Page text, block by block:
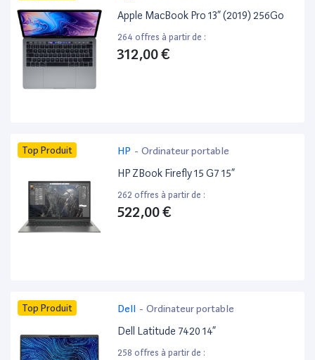
Apple MacBook Pro 13” (2019) 256Go
264 offres à partir de :
312,00 €
Top Produit HP - Ordinateur portable
HP ZBook Firefly 15 G7 15”
262 offres à partir de :
522,00 €
Top Produit Dell - Ordinateur portable
Dell Latitude 7420 14”
258 offres à partir de :